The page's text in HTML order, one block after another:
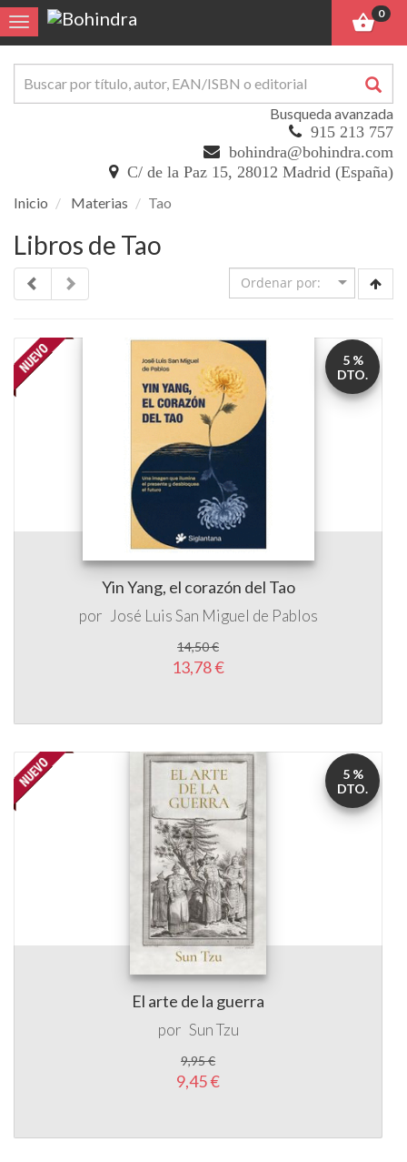
Toggle navigation
0
Busqueda avanzada
915 213 757
bohindra@bohindra.com
C/ de la Paz 15, 28012 Madrid (España)
Inicio Materias Tao
Libros de Tao
Yin Yang, el corazón del Tao
por José Luis San Miguel de Pablos
14,50 €
13,78 €
5 %
DTO.
El arte de la guerra
por Sun Tzu
9,95 €
9,45 €
5 %
DTO.